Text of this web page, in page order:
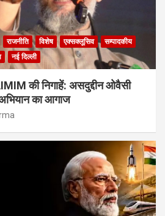
राजनीति विशेष एक्सक्लूसिव
सम्पादकीय
नई दिल्ली
की निगाहें: असदुद्दीन ओवैसी
का आगाज